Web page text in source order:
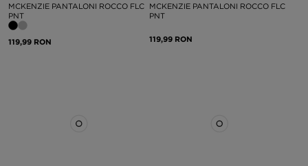
MCKENZIE PANTALONI ROCCO FLC
PNT
119,99 RON
MCKENZIE PANTALONI ROCCO FLC
PNT
119,99 RON